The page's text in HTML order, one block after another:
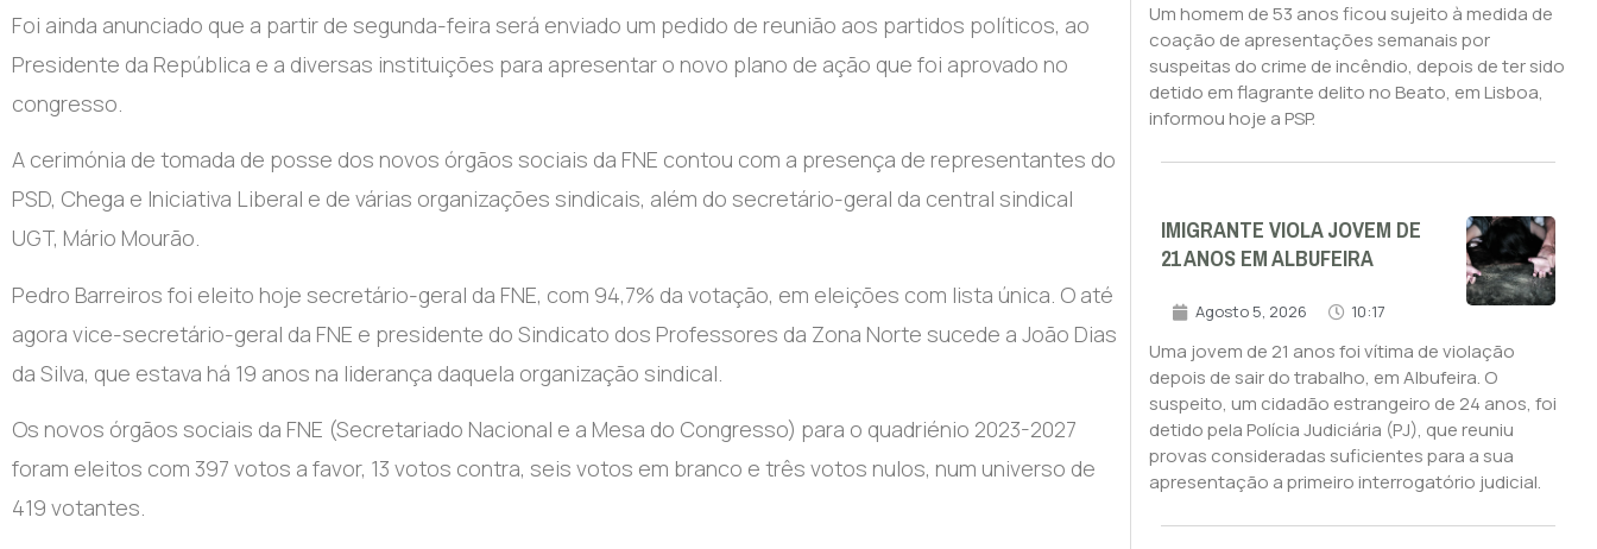
Foi ainda anunciado que a partir de segunda-feira será enviado um pedido de reunião aos partidos políticos, ao
Presidente da República e a diversas instituições para apresentar o novo plano de ação que foi aprovado no
congresso.
A cerimónia de tomada de posse dos novos órgãos sociais da FNE contou com a presença de representantes do
PSD, Chega e Iniciativa Liberal e de várias organizações sindicais, além do secretário-geral da central sindical
UGT, Mário Mourão.
Pedro Barreiros foi eleito hoje secretário-geral da FNE, com 94,7% da votação, em eleições com lista única. O até
agora vice-secretário-geral da FNE e presidente do Sindicato dos Professores da Zona Norte sucede a João Dias
da Silva, que estava há 19 anos na liderança daquela organização sindical.
Os novos órgãos sociais da FNE (Secretariado Nacional e a Mesa do Congresso) para o quadriénio 2023-2027
foram eleitos com 397 votos a favor, 13 votos contra, seis votos em branco e três votos nulos, num universo de
419 votantes.
Um homem de 53 anos ficou sujeito à medida de
coação de apresentações semanais por
suspeitas do crime de incêndio, depois de ter sido
detido em flagrante delito no Beato, em Lisboa,
informou hoje a PSP.
IMIGRANTE VIOLA JOVEM DE
21 ANOS EM ALBUFEIRA
Agosto 5, 2026 10:17
Uma jovem de 21 anos foi vítima de violação
depois de sair do trabalho, em Albufeira. O
suspeito, um cidadão estrangeiro de 24 anos, foi
detido pela Polícia Judiciária (PJ), que reuniu
provas consideradas suficientes para a sua
apresentação a primeiro interrogatório judicial.